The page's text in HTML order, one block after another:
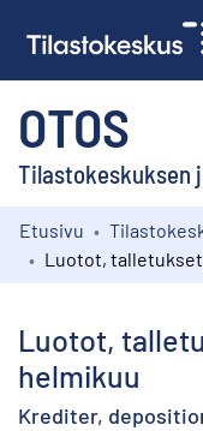
OTOS
Tilastokeskuksen
Kokoelmat
Etusivu
Luotot,
helmikuu
Krediter,